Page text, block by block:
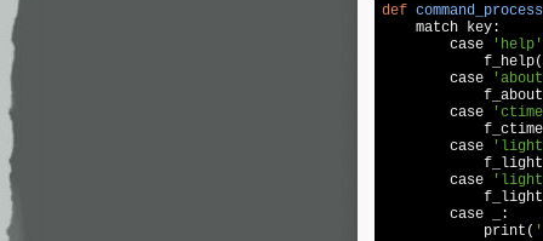
def
match key:
        case
'help'
        case
        case
        case
        case
        case _:
            print(